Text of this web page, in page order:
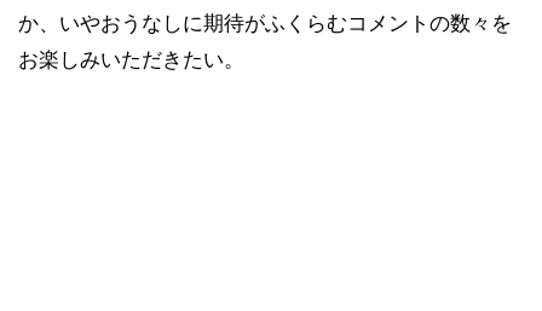
か、いやおうなしに期待がふくらむコメントの数々を
お楽しみいただきたい。